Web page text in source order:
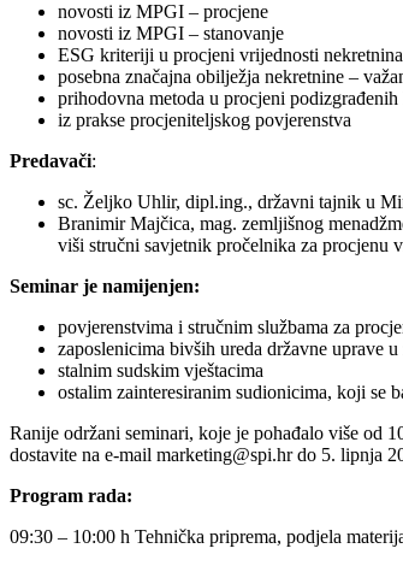
novosti iz MPGI – procjene
novosti iz MPGI – stanovanje
ESG kriteriji u procjeni vrijednosti nekretnina
posebna značajna obilježja nekretnine –
prihodovna metoda u procjeni podizgrađenih
iz prakse procjeniteljskog povjerenstva
Predavači:
sc. Željko Uhlir, dipl.ing., državni tajnik u
Branimir Majčica, mag. zemljišnog
viši stručni savjetnik pročelnika za procjenu
Seminar je namijenjen:
povjerenstvima i stručnim službama za
zaposlenicima bivših ureda državne uprave
stalnim sudskim vještacima
ostalim zainteresiranim sudionicima, koji se
Ranije održani seminari, koje je pohađalo više od
dostavite na e-mail marketing@spi.hr do 5. lipnja
Program rada:
09:30 – 10:00 h Tehnička priprema, podjela